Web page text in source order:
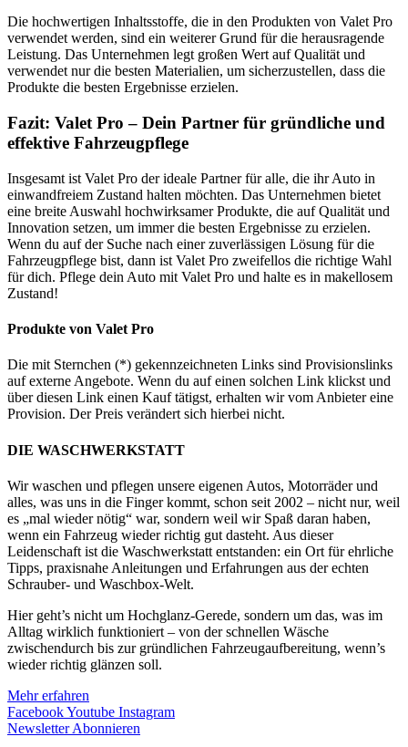
Die hochwertigen Inhaltsstoffe, die in den Produkten von Valet Pro
verwendet werden, sind ein weiterer Grund für die herausragende
Leistung. Das Unternehmen legt großen Wert auf Qualität und
verwendet nur die besten Materialien, um sicherzustellen, dass die
Produkte die besten Ergebnisse erzielen.
Fazit: Valet Pro – Dein Partner für gründliche und
effektive Fahrzeugpflege
Insgesamt ist Valet Pro der ideale Partner für alle, die ihr Auto in
einwandfreiem Zustand halten möchten. Das Unternehmen bietet
eine breite Auswahl hochwirksamer Produkte, die auf Qualität und
Innovation setzen, um immer die besten Ergebnisse zu erzielen.
Wenn du auf der Suche nach einer zuverlässigen Lösung für die
Fahrzeugpflege bist, dann ist Valet Pro zweifellos die richtige Wahl
für dich. Pflege dein Auto mit Valet Pro und halte es in makellosem
Zustand!
Produkte von Valet Pro
Die mit Sternchen (*) gekennzeichneten Links sind Provisionslinks
auf externe Angebote. Wenn du auf einen solchen Link klickst und
über diesen Link einen Kauf tätigst, erhalten wir vom Anbieter eine
Provision. Der Preis verändert sich hierbei nicht.
DIE WASCHWERKSTATT
Wir waschen und pflegen unsere eigenen Autos, Motorräder und
alles, was uns in die Finger kommt, schon seit 2002 – nicht nur, weil
es „mal wieder nötig“ war, sondern weil wir Spaß daran haben,
wenn ein Fahrzeug wieder richtig gut dasteht. Aus dieser
Leidenschaft ist die Waschwerkstatt entstanden: ein Ort für ehrliche
Tipps, praxisnahe Anleitungen und Erfahrungen aus der echten
Schrauber- und Waschbox-Welt.
Hier geht’s nicht um Hochglanz-Gerede, sondern um das, was im
Alltag wirklich funktioniert – von der schnellen Wäsche
zwischendurch bis zur gründlichen Fahrzeugaufbereitung, wenn’s
wieder richtig glänzen soll.
Mehr erfahren
FacebookYoutube Instagram
Newsletter Abonnieren